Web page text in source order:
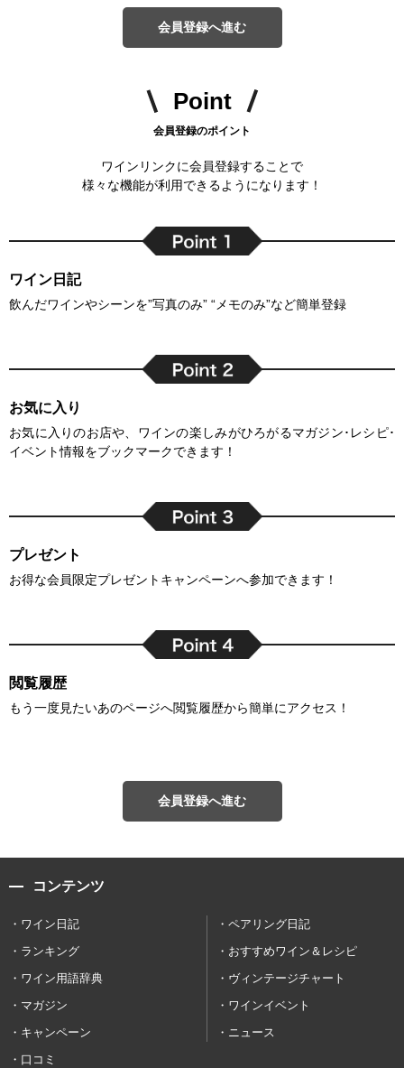
会員登録へ進む
Point
会員登録のポイント
ワインリンクに会員登録することで
様々な機能が利用できるようになります！
ワイン日記
飲んだワインやシーンを”写真のみ” “メモのみ”など簡単登録
お気に入り
お気に入りのお店や、ワインの楽しみがひろがるマガジン･レシピ･
イベント情報をブックマークできます！
プレゼント
お得な会員限定プレゼントキャンペーンへ参加できます！
閲覧履歴
もう一度見たいあのページへ閲覧履歴から簡単にアクセス！
会員登録へ進む
コンテンツ
ワイン日記
ペアリング日記
ランキング
おすすめワイン＆レシピ
ワイン用語辞典
ヴィンテージチャート
マガジン
ワインイベント
キャンペーン
ニュース
口コミ